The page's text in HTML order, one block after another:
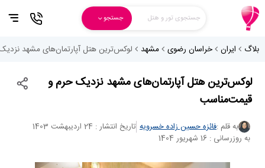
جستجوی تور و هتل جستجو
بلاگ ایران خراسان رضوی مشهد لوکس‌ترین هتل آپارتمان‌های مشهد
لوکس‌ترین هتل آپارتمان‌های مشهد نزدیک حرم و
قیمت‌مناسب
به قلم :فائزه حسین زاده خسرویه تاریخ انتشار : 24 اردیبهشت 1403
به روزرسانی : 16 شهریور 1404